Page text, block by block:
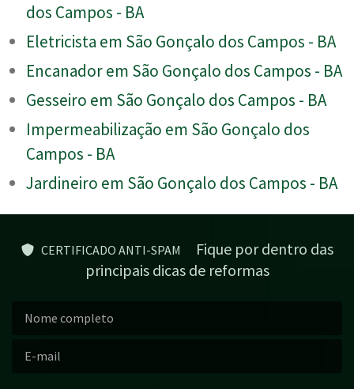
dos Campos - BA
Eletricista em São Gonçalo dos Campos - BA
Encanador em São Gonçalo dos Campos - BA
Gesseiro em São Gonçalo dos Campos - BA
Impermeabilização em São Gonçalo dos
Campos - BA
Jardineiro em São Gonçalo dos Campos - BA
CERTIFICADO ANTI-SPAM
Fique por dentro das
principais dicas de reformas